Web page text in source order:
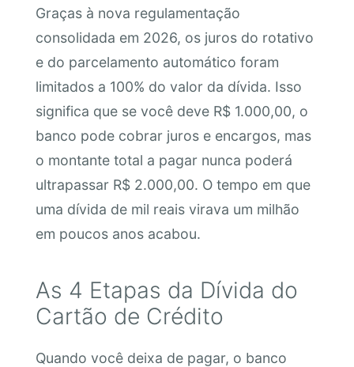
Graças à nova regulamentação
consolidada em 2026, os juros do rotativo
e do parcelamento automático foram
limitados a 100% do valor da dívida. Isso
significa que se você deve R$ 1.000,00, o
banco pode cobrar juros e encargos, mas
o montante total a pagar nunca poderá
ultrapassar R$ 2.000,00. O tempo em que
uma dívida de mil reais virava um milhão
em poucos anos acabou.
As 4 Etapas da Dívida do
Cartão de Crédito
Quando você deixa de pagar, o banco